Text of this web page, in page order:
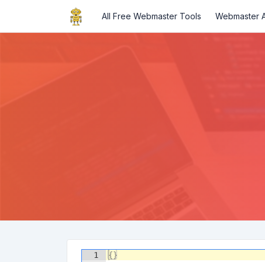
All Free Webmaster Tools Webmaster
1 {}